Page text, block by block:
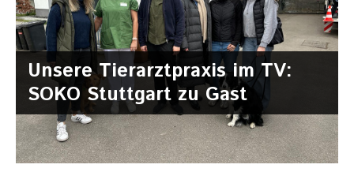
Unsere Tierarztpraxis im TV:
SOKO Stuttgart zu Gast